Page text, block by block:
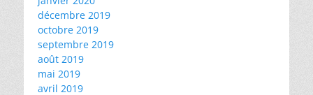
décembre 2019
octobre 2019
septembre 2019
août 2019
mai 2019
avril 2019